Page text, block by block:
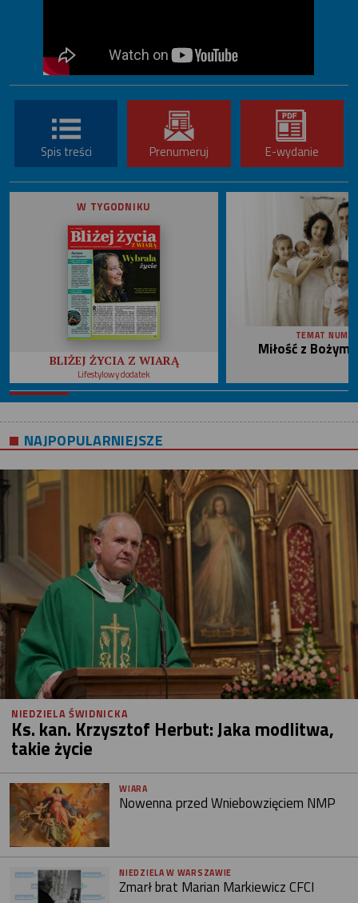
Spis treści Prenumeruj E-wydanie
W TYGODNIKU
BLIŻEJ ŻYCIA Z WIARĄ
Lifestylowy dodatek
TEMAT
Miłość z
NAJPOPULARNIEJSZE
NIEDZIELA ŚWIDNICKA
Ks. kan. Krzysztof Herbut: Jaka modlitwa,
takie życie
WIARA
Nowenna przed Wniebowzięciem NMP
NIEDZIELA W WARSZAWIE
Zmarł brat Marian Markiewicz CFCI